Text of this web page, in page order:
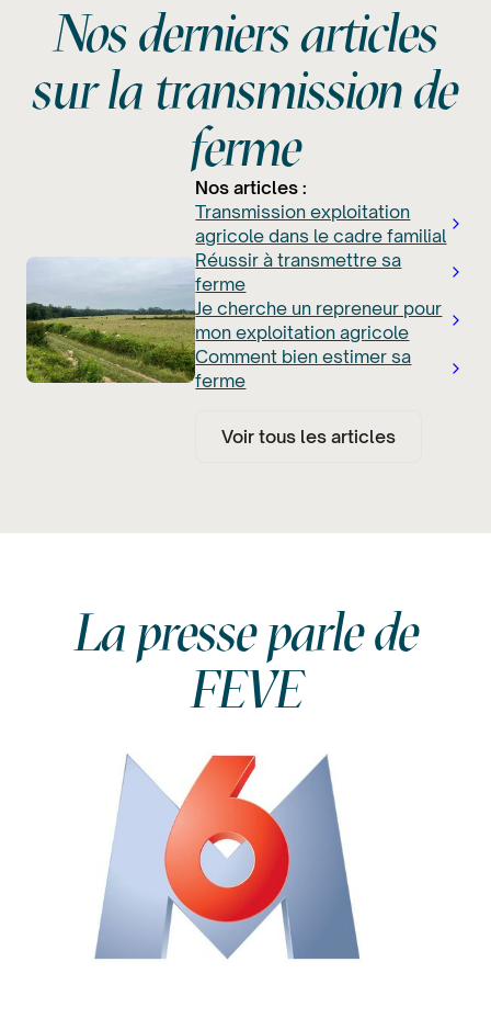
Nos derniers articles
sur la transmission de
ferme
Nos articles :
Transmission exploitation
agricole dans le cadre familial
Réussir à transmettre sa
ferme
Je cherche un repreneur pour
mon exploitation agricole
Comment bien estimer sa
ferme
Voir tous les articles
La presse parle de
FEVE